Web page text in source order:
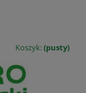
Koszyk:(pusty)